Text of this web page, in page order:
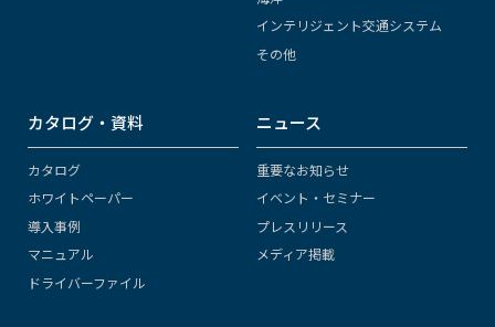
インテリジェント交通システム
その他
カタログ・資料
カタログ
ホワイトペーパー
導入事例
マニュアル
ドライバーファイル
ニュース
重要なお知らせ
イベント・セミナー
プレスリリース
メディア掲載